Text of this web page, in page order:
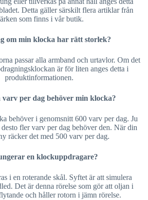
Detta gäller särskilt flera artiklar från
som finns i vår butik.
om min klocka har rätt storlek?
passar alla armband och urtavlor. Om det
är för liten anges detta i
produktinformationen.
per dag behöver min klocka?
behöver i genomsnitt 600 varv per dag. Ju
fler varv per dag behöver den. När din
räcker det med 500 varv per dag.
en klockuppdragare?
i en roterande skål. Syftet är att simulera
Det är denna rörelse som gör att oljan i
och håller rotorn i jämn rörelse.